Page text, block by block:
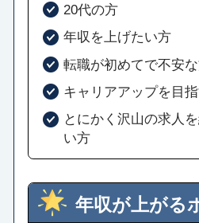
20代の方
年収を上げたい方
転職が初めてで不安
キャリアアップを目
とにかく沢山の求人
い方
年収が上がる